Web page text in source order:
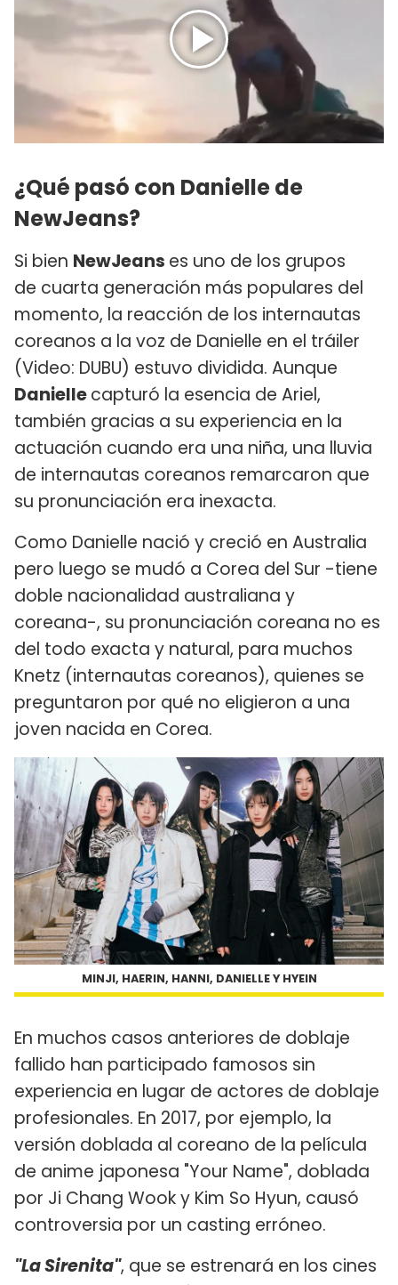
¿Qué pasó con Danielle de
NewJeans?
Si bien NewJeans es uno de los grupos
de cuarta generación más populares del
momento, la reacción de los internautas
coreanos a la voz de Danielle en el tráiler
(Video: DUBU) estuvo dividida. Aunque
Daniellecapturó la esencia de Ariel,
también gracias a su experiencia en la
actuación cuando era una niña, una lluvia
de internautas coreanos remarcaron que
su pronunciación era inexacta.
Como Danielle nació y creció en Australia
pero luego se mudó a Corea del Sur -tiene
doble nacionalidad australiana y
coreana-, su pronunciación coreana no es
del todo exacta y natural, para muchos
Knetz (internautas coreanos), quienes se
preguntaron por qué no eligieron a una
joven nacida en Corea.
MINJI, HAERIN, HANNI, DANIELLE Y HYEIN
En muchos casos anteriores de doblaje
fallido han participado famosos sin
experiencia en lugar de actores de doblaje
profesionales. En 2017, por ejemplo, la
versión doblada al coreano de la película
de anime japonesa "Your Name", doblada
por Ji Chang Wook y Kim So Hyun, causó
controversia por un casting erróneo.
"La Sirenita", que se estrenará en los cines